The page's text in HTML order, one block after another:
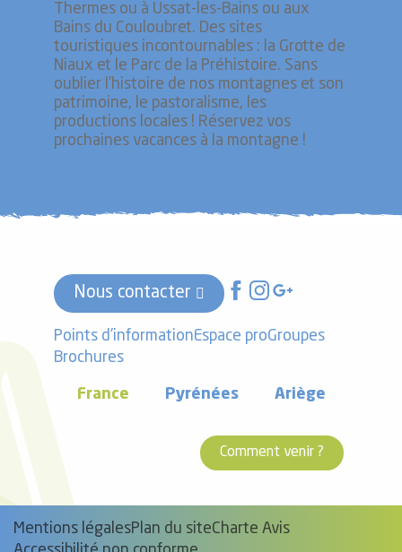
Thermes ou à Ussat-les-Bains ou aux
Bains du Couloubret. Des sites
touristiques incontournables : la Grotte de
Niaux et le Parc de la Préhistoire. Sans
oublier l’histoire de nos montagnes et son
patrimoine, le pastoralisme, les
productions locales ! Réservez vos
prochaines vacances à la montagne !
Nous contacter
Points d'informationEspace proGroupes
Brochures
France Pyrénées Ariège
Comment venir ?
Mentions légalesPlan du siteCharte Avis